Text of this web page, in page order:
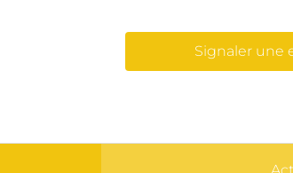
Signaler une